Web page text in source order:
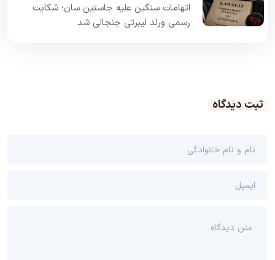
اتهامات سنگین علیه جاستین سان؛ شکایت
رسمی ورلد لیبرتی جنجالی شد
ثبت دیدگاه